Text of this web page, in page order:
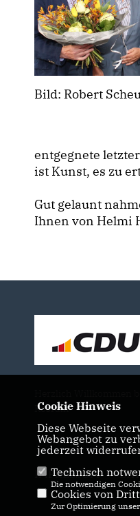
Bild: Robert
entgegnete
ist Kunst, es zu
Gut gelaunt
Ihnen von Helmi
Rösrath
IMPRESSUM
Cookie Hinweis
Diese Webseite
Webangebot zu
jederzeit
Technisch
Die notwendigen
Cookies von
Zur Optimierung